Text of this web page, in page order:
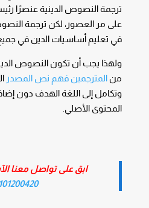
ترجمة النصوص الدينية عنصرًا
على مر العصور، لكن ترجمة
في تعليم أساسيات الدين في جميع
ولهذا يجب أن تكون النصوص
من المترجمين فهم نص المصدر
وتكامل إلى اللغة الهدف دون
المحتوى الأصلي.
ابق على تواصل معنا
(2+)